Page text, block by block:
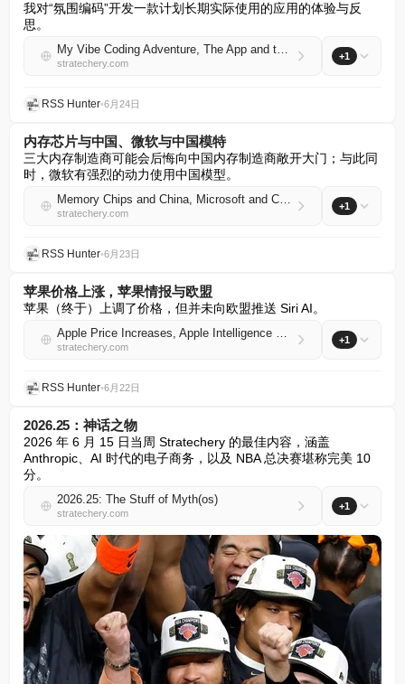
我对“氛围编码”开发一款计划长期实际使用的应用的体验与反
思。
My Vibe Coding Adventure, The App and the Experience, Ten Takeaways
stratechery.com
+1
RSS Hunter•6月24日
内存芯片与中国、微软与中国模特
三大内存制造商可能会后悔向中国内存制造商敞开大门；与此同
时，微软有强烈的动力使用中国模型。
Memory Chips and China, Microsoft and Chinese Models
stratechery.com
+1
RSS Hunter•6月23日
苹果价格上涨，苹果情报与欧盟
苹果（终于）上调了价格，但并未向欧盟推送 Siri AI。
Apple Price Increases, Apple Intelligence and the E.U.
stratechery.com
+1
RSS Hunter•6月22日
2026.25：神话之物
2026 年 6 月 15 日当周 Stratechery 的最佳内容，涵盖
Anthropic、AI 时代的电子商务，以及 NBA 总决赛堪称完美 10
分。
2026.25: The Stuff of Myth(os)
stratechery.com
+1